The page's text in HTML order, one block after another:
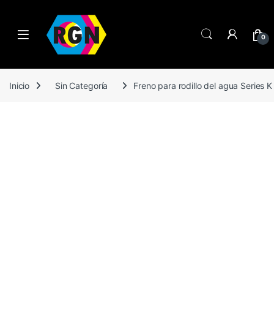
Open 0
Inicio Sin Categoría Freno para rodillo del agua Series